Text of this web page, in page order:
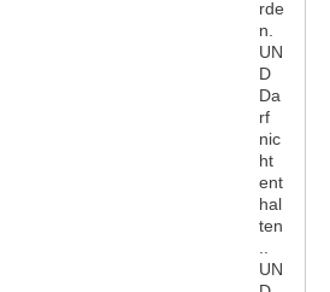
rde
n.
UN
D
Da
rf
nic
ht
ent
hal
ten
UN